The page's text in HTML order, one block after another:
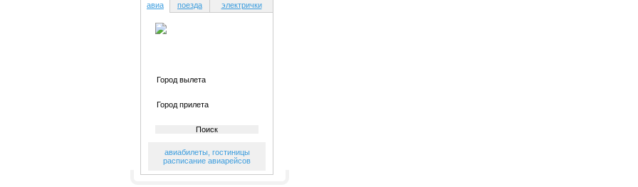
авиа поезда электрички
авиабилеты, гостиницы
расписание авиарейсов